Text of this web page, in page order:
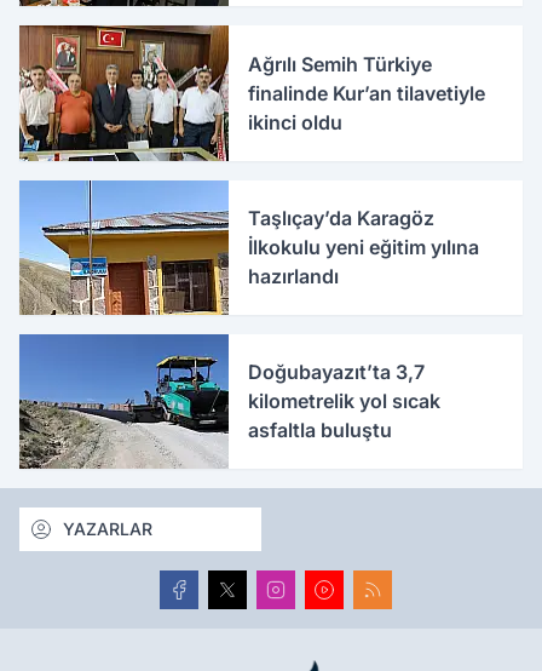
Ağrılı Semih Türkiye
finalinde Kur’an tilavetiyle
ikinci oldu
Taşlıçay’da Karagöz
İlkokulu yeni eğitim yılına
hazırlandı
Doğubayazıt’ta 3,7
kilometrelik yol sıcak
asfaltla buluştu
YAZARLAR